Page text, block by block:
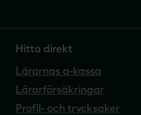
Hitta direkt
Lärarnas a-kassa
Lärarförsäkringar
Profil- och trycksaker